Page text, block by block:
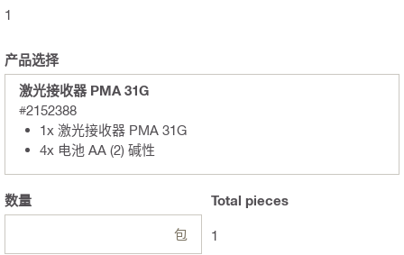
1
产品选择
激光接收器 PMA 31G
#2152388
1x 激光接收器 PMA 31G
4x 电池 AA (2) 碱性
数量
包
Total pieces
1